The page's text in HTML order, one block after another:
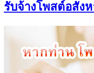
รับจ้างโพสต์อสัง